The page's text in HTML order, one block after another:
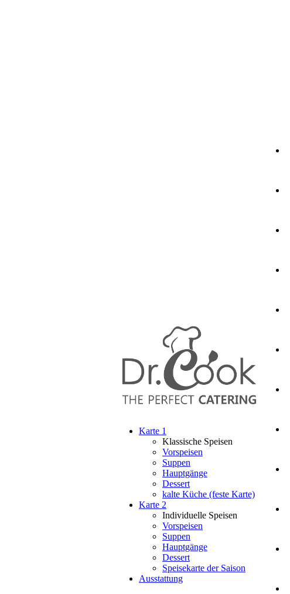
Karte 1
Klassische Speisen
Vorspeisen
Suppen
Hauptgänge
Dessert
kalte Küche (feste Karte)
Karte 2
Individuelle Speisen
Vorspeisen
Suppen
Hauptgänge
Dessert
Speisekarte der Saison
Ausstattung